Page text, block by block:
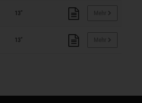
13"
13"